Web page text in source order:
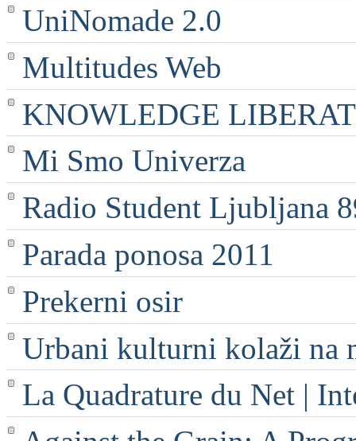
UniNomade 2.0
Multitudes Web
KNOWLEDGE
Mi Smo Univerza
Radio Student Ljubljana
Parada ponosa 2011
Prekerni osir
Urbani kulturni kolaži na
La Quadrature du Net |